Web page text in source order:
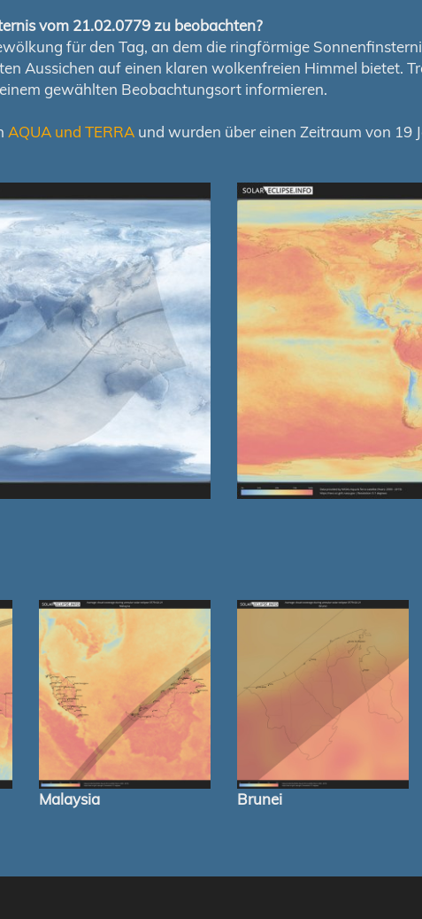
vom 21.02.0779 zu beobachten?
für den Tag, an dem die ringförmige
Aussichen auf einen klaren wolkenfreien Himmel bietet.
gewählten Beobachtungsort informieren.
AQUA und TERRA und wurden über einen Zeitraum von 19
Malaysia Brunei